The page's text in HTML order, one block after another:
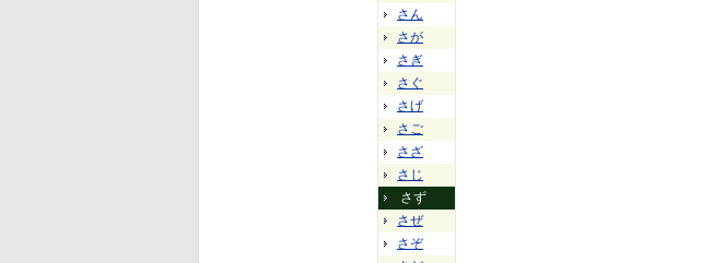
さん
さが
さぎ
さぐ
さげ
さご
さざ
さじ
さず
さぜ
さぞ